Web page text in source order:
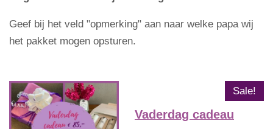
Geef bij het veld "opmerking" aan naar welke papa wij
het pakket mogen opsturen.
Sale!
Vaderdag cadeau